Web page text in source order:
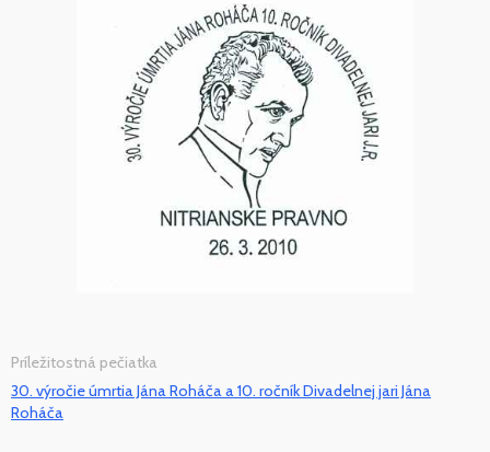
Príležitostná pečiatka
30. výročie úmrtia Jána Roháča a 10. ročník Divadelnej jari Jána
Roháča